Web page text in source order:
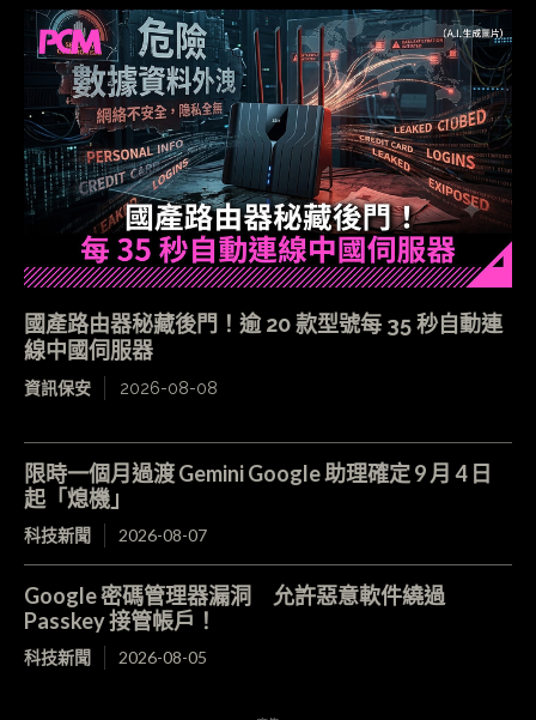
國產路由器秘藏後門！逾 20 款型號每 35 秒自動連
線中國伺服器
資訊保安 2026-08-08
限時一個月過渡 Gemini Google 助理確定 9 月 4 日
起「熄機」
科技新聞 2026-08-07
Google 密碼管理器漏洞 允許惡意軟件繞過
Passkey 接管帳戶！
科技新聞 2026-08-05